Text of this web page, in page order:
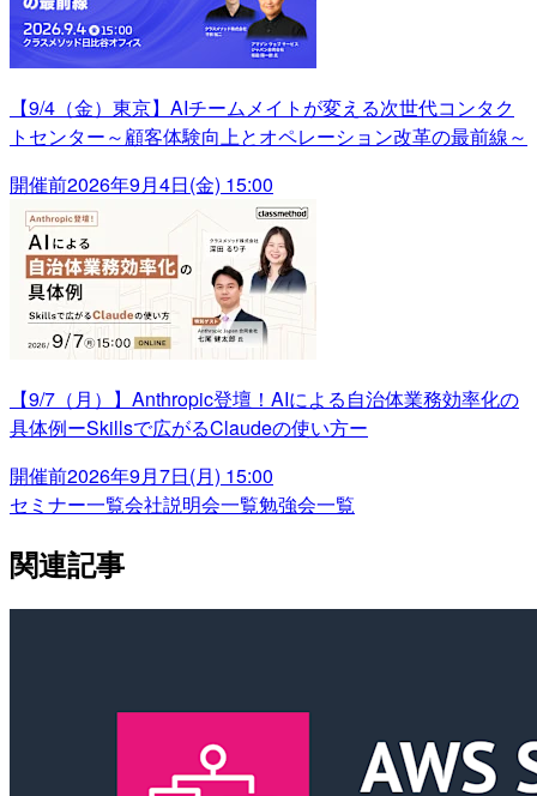
【9/4（金）東京】AIチームメイトが変える次世代コンタク
トセンター～顧客体験向上とオペレーション改革の最前線～
開催前2026年9月4日(金) 15:00
【9/7（月）】Anthropic登壇！AIによる自治体業務効率化の
具体例ーSkillsで広がるClaudeの使い方ー
開催前2026年9月7日(月) 15:00
セミナー一覧会社説明会一覧勉強会一覧
関連記事